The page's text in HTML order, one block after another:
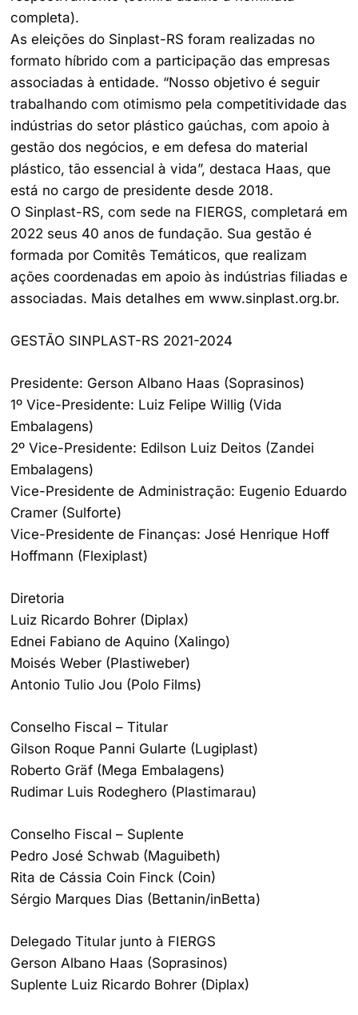
completa).
As eleições do Sinplast-RS foram realizadas no
formato híbrido com a participação das empresas
associadas à entidade. “Nosso objetivo é seguir
trabalhando com otimismo pela competitividade das
indústrias do setor plástico gaúchas, com apoio à
gestão dos negócios, e em defesa do material
plástico, tão essencial à vida”, destaca Haas, que
está no cargo de presidente desde 2018.
O Sinplast-RS, com sede na FIERGS, completará em
2022 seus 40 anos de fundação. Sua gestão é
formada por Comitês Temáticos, que realizam
ações coordenadas em apoio às indústrias filiadas e
associadas. Mais detalhes em www.sinplast.org.br.
GESTÃO SINPLAST-RS 2021-2024
Presidente: Gerson Albano Haas (Soprasinos)
1º Vice-Presidente: Luiz Felipe Willig (Vida
Embalagens)
2º Vice-Presidente: Edilson Luiz Deitos (Zandei
Embalagens)
Vice-Presidente de Administração: Eugenio Eduardo
Cramer (Sulforte)
Vice-Presidente de Finanças: José Henrique Hoff
Hoffmann (Flexiplast)
Diretoria
Luiz Ricardo Bohrer (Diplax)
Ednei Fabiano de Aquino (Xalingo)
Moisés Weber (Plastiweber)
Antonio Tulio Jou (Polo Films)
Conselho Fiscal – Titular
Gilson Roque Panni Gularte (Lugiplast)
Roberto Gräf (Mega Embalagens)
Rudimar Luis Rodeghero (Plastimarau)
Conselho Fiscal – Suplente
Pedro José Schwab (Maguibeth)
Rita de Cássia Coin Finck (Coin)
Sérgio Marques Dias (Bettanin/inBetta)
Delegado Titular junto à FIERGS
Gerson Albano Haas (Soprasinos)
Suplente Luiz Ricardo Bohrer (Diplax)